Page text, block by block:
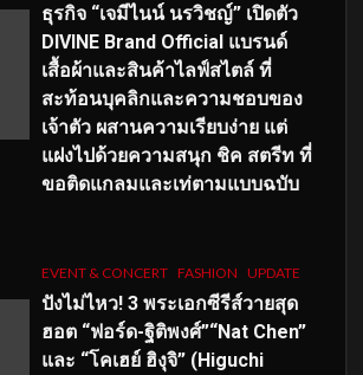
ธุรกิจ “เจมีไนน์ นรวิชญ์” เปิดตัว
DIVINE Brand Official แบรนด์
เสื้อผ้าและสินค้าไลฟ์สไตล์ ที่
สะท้อนบุคลิกและความชอบของ
เจ้าตัว ผสานความเรียบง่าย แต่
แฝงไปด้วยความสนุก ชิค สตรีท ที่
ขอติดแกลมและเท่ตามแบบฉบับ
EVENT & CONCERT FASHION UPDATE
ปังไม่ไหว! 3 พระเอกซีรีส์วายสุด
ฮอต “ฟอร์ด-ฐิติพงศ์”“Nat Chen”
และ “โคเฮย์ ฮิงุจิ” (Higuchi